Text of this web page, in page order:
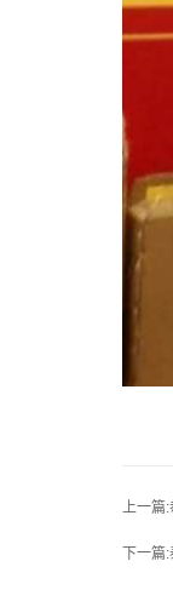
上一
下一篇